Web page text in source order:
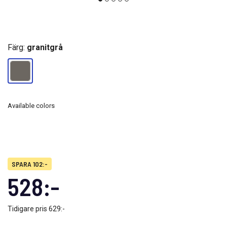
SPARA 102:-
528:-
Tidigare pris 629:-
Färg: granitgrå
Available colors